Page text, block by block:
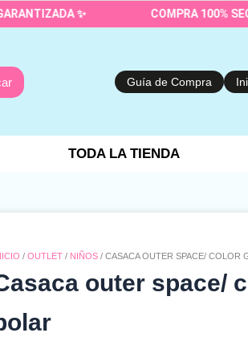
✨ COMPRA 100% SEGURA Y
Guía de Compra
TODA LA TIENDA
/ OUTLET/ NIÑOS/ CASACA OUTER SPACE/ COLOR
outer space/